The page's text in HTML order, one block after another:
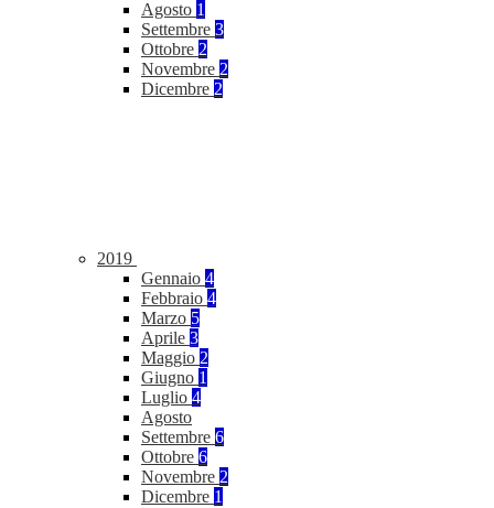
Agosto 1
Settembre 3
Ottobre 2
Novembre 2
Dicembre 2
2019
Gennaio 4
Febbraio 4
Marzo 5
Aprile 3
Maggio 2
Giugno 1
Luglio 4
Agosto
Settembre 6
Ottobre 6
Novembre 2
Dicembre 1